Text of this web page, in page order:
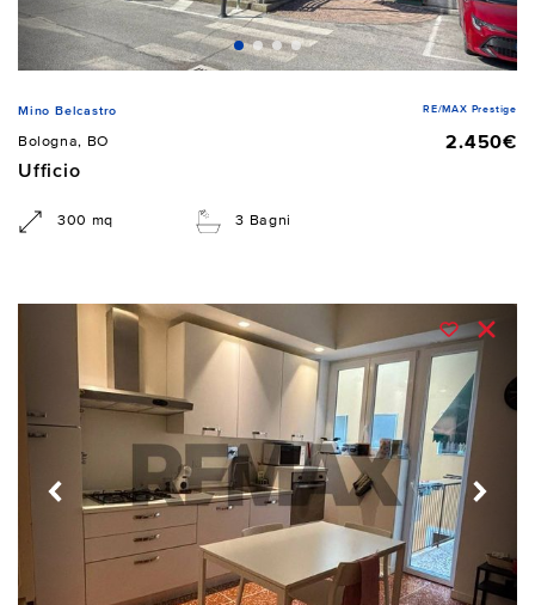
Mino Belcastro RE/MAX Prestige
Bologna, BO
2.450€
Ufficio
300 mq 3 Bagni